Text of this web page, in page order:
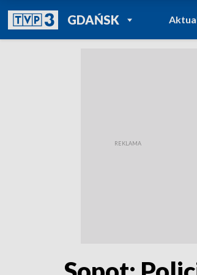
GDAŃSKPOWRÓT DO
TVP REGIONY